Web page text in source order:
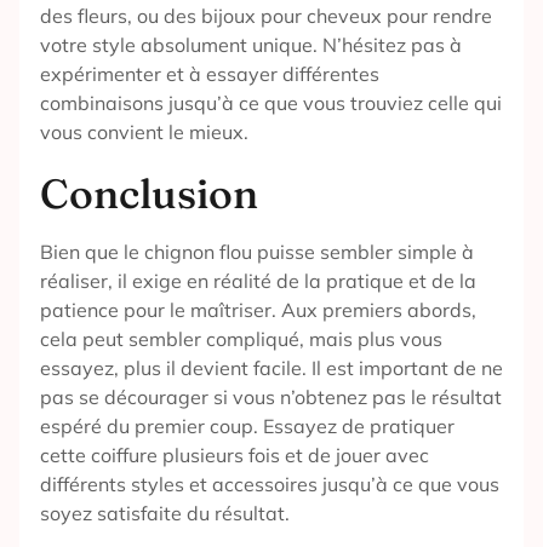
des fleurs, ou des bijoux pour cheveux pour rendre
votre style absolument unique. N’hésitez pas à
expérimenter et à essayer différentes
combinaisons jusqu’à ce que vous trouviez celle qui
vous convient le mieux.
Conclusion
Bien que le chignon flou puisse sembler simple à
réaliser, il exige en réalité de la pratique et de la
patience pour le maîtriser. Aux premiers abords,
cela peut sembler compliqué, mais plus vous
essayez, plus il devient facile. Il est important de ne
pas se décourager si vous n’obtenez pas le résultat
espéré du premier coup. Essayez de pratiquer
cette coiffure plusieurs fois et de jouer avec
différents styles et accessoires jusqu’à ce que vous
soyez satisfaite du résultat.